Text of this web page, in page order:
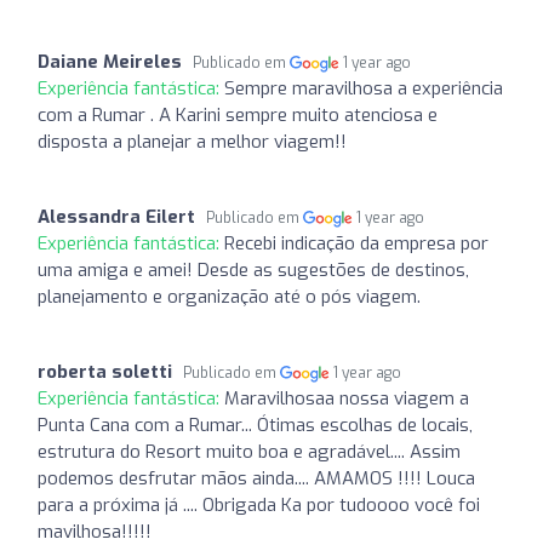
Daiane Meireles Publicado em 1 year ago
Experiência fantástica: Sempre maravilhosa a experiência
com a Rumar . A Karini sempre muito atenciosa e
disposta a planejar a melhor viagem!!
Alessandra Eilert Publicado em 1 year ago
Experiência fantástica: Recebi indicação da empresa por
uma amiga e amei! Desde as sugestões de destinos,
planejamento e organização até o pós viagem.
roberta soletti Publicado em 1 year ago
Experiência fantástica: Maravilhosaa nossa viagem a
Punta Cana com a Rumar... Ótimas escolhas de locais,
estrutura do Resort muito boa e agradável.... Assim
podemos desfrutar mãos ainda.... AMAMOS !!!! Louca
para a próxima já .... Obrigada Ka por tudoooo você foi
mavilhosa!!!!!